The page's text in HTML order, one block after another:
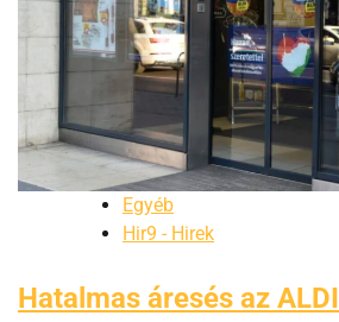
Egyéb
Hir9 - Hirek
Hatalmas áresés az ALDI